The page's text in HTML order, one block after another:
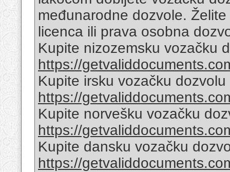
međunarodne dozvole.
licenca ili prava osobna
Kupite nizozemsku vozačku
https://
Kupite irsku vozačku dozvolu
https://
Kupite norvešku vozačku
https://
Kupite dansku vozačku
https://